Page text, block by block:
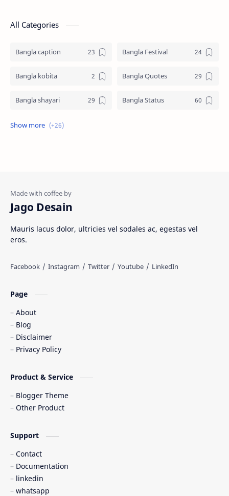
All Categories
Bangla caption Bangla Festival
Bangla kobita Bangla Quotes
Bangla shayari Bangla Status
Biography
Good afternoon SMS
Happy Valentines Day
Hindi Shayari Image
Islamic
Islamic Status
LifeStyle
Wishes
Jago Desain
Mauris lacus dolor, ultricies vel sodales ac, egestas vel
eros.
Page
About
Blog
Disclaimer
Privacy Policy
Product & Service
Blogger Theme
Other Product
Support
Contact
Documentation
linkedin
whatsapp